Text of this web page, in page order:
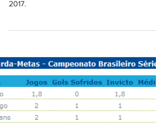
Confira abaixo a classificação do Índice
2017.